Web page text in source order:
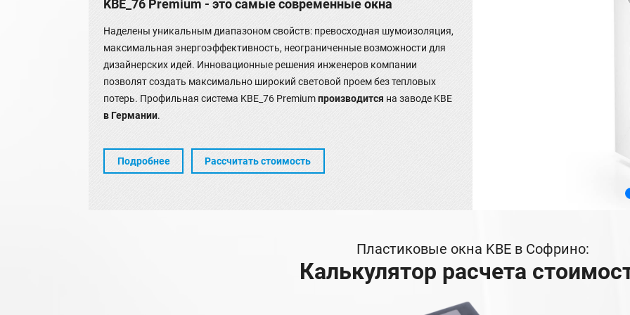
KBE_76 Premium - это самые современные окна
Наделены уникальным диапазоном свойств: превосходная шумоизоляция,
максимальная энергоэффективность, неограниченные возможности для
дизайнерских идей. Инновационные решения инженеров компании
позволят создать максимально широкий световой проем без тепловых
потерь. Профильная система KBE_76 Premiumпроизводится на заводе KBE
в Германии.
Подробнее Рассчитать стоимость
Пластиковые окна KBE в Софрино:
Калькулятор расчета